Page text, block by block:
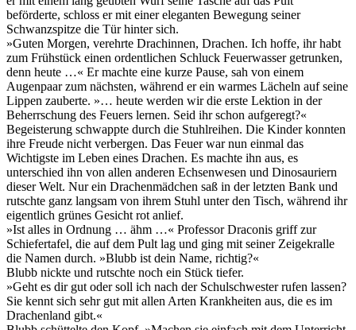
beförderte, schloss er mit einer eleganten Bewegung seiner
Schwanzspitze die Tür hinter sich.
»Guten Morgen, verehrte Drachinnen, Drachen. Ich hoffe, ihr habt
zum Frühstück einen ordentlichen Schluck Feuerwasser getrunken,
denn heute …« Er machte eine kurze Pause, sah von einem
Augenpaar zum nächsten, während er ein warmes Lächeln auf seine
Lippen zauberte. »… heute werden wir die erste Lektion in der
Beherrschung des Feuers lernen. Seid ihr schon aufgeregt?«
Begeisterung schwappte durch die Stuhlreihen. Die Kinder konnten
ihre Freude nicht verbergen. Das Feuer war nun einmal das
Wichtigste im Leben eines Drachen. Es machte ihn aus, es
unterschied ihn von allen anderen Echsenwesen und Dinosauriern
dieser Welt. Nur ein Drachenmädchen saß in der letzten Bank und
rutschte ganz langsam von ihrem Stuhl unter den Tisch, während ihr
eigentlich grünes Gesicht rot anlief.
»Ist alles in Ordnung … ähm …« Professor Draconis griff zur
Schiefertafel, die auf dem Pult lag und ging mit seiner Zeigekralle
die Namen durch. »Blubb ist dein Name, richtig?«
Blubb nickte und rutschte noch ein Stück tiefer.
»Geht es dir gut oder soll ich nach der Schulschwester rufen lassen?
Sie kennt sich sehr gut mit allen Arten Krankheiten aus, die es im
Drachenland gibt.«